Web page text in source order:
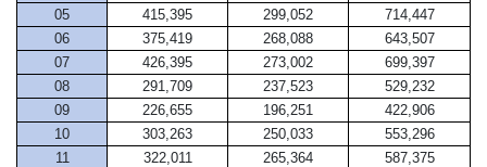
05
415,395 299,052
714,447
06
375,419 268,088
643,507
07
426,395 273,002
699,397
08
291,709 237,523
529,232
09
226,655 196,251
422,906
10
303,263 250,033
553,296
11
322,011 265,364
587,375